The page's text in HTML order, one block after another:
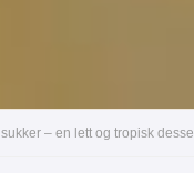
– en lett og tropisk